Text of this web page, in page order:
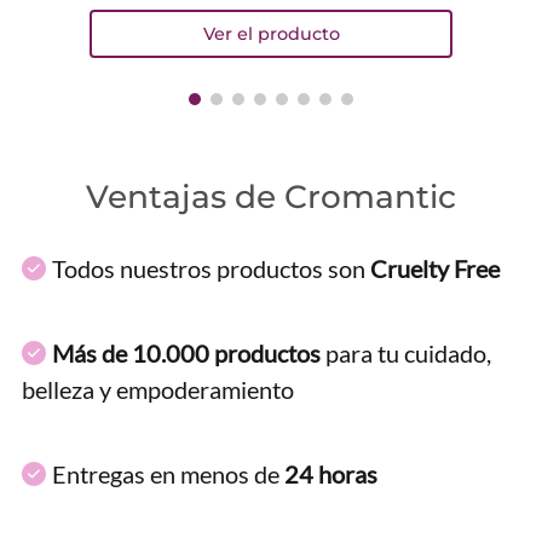
Ventajas de Cromantic
Todos nuestros productos son Cruelty Free
Más de 10.000 productos para tu cuidado,
belleza y empoderamiento
Entregas en menos de 24 horas